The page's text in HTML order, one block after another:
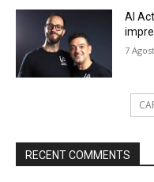
AI
7
RECENT COMMENTS